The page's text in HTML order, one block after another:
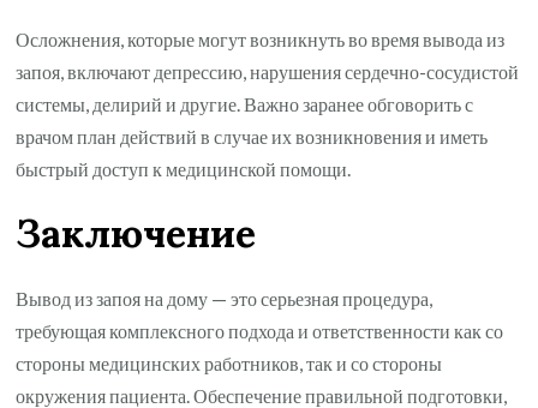
Осложнения, которые могут возникнуть во время вывода из
запоя, включают депрессию, нарушения сердечно-сосудистой
системы, делирий и другие. Важно заранее обговорить с
врачом план действий в случае их возникновения и иметь
быстрый доступ к медицинской помощи.
Заключение
Вывод из запоя на дому — это серьезная процедура,
требующая комплексного подхода и ответственности как со
стороны медицинских работников, так и со стороны
окружения пациента. Обеспечение правильной подготовки,